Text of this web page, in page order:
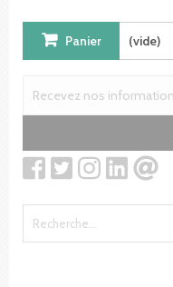
Panier (vide)